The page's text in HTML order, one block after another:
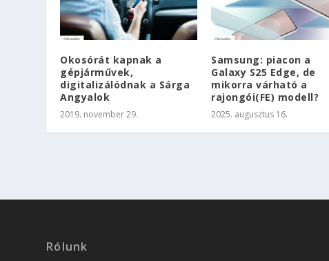
Okosórát kapnak a
gépjárművek,
digitalizálódnak a Sárga
Angyalok
2019. november 29.
Samsung: piacon a
Galaxy S25 Edge, de
mikorra várható a
rajongói(FE) modell?
2025. augusztus 16.
Rólunk